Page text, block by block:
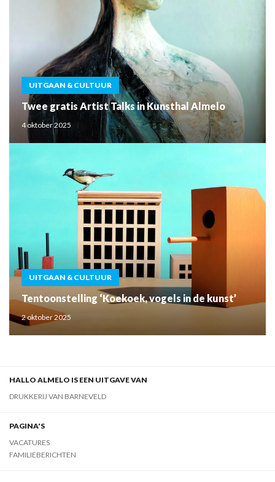
UITGAAN & CULTUUR
Twee gratis Artist Talks in Kunsthal Almelo
4 oktober 2025
UITGAAN & CULTUUR
Tentoonstelling ‘Koekoek, vogels in de kunst’
2 oktober 2025
HALLO ALMELO IS EEN UITGAVE VAN
DRUKKERIJ VAN BARNEVELD
PAGINA'S
VACATURES
FAMILIEBERICHTEN